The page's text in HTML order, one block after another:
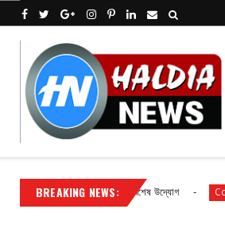
BREAKING NEWS:
পূর্ব মেদিনীপুর জেলা পুলিশের বিশেষ উদ্যোগ Contact